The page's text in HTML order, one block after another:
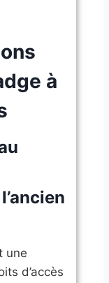
à
une
d’accès